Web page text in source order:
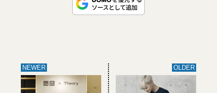
NEWER OLDER